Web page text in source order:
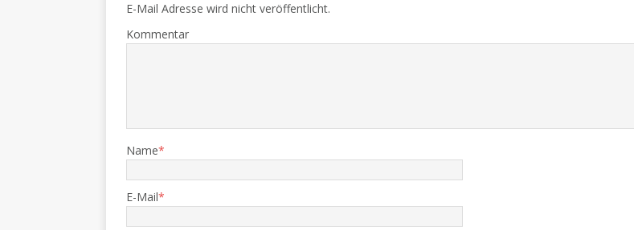
E-Mail Adresse wird nicht veröffentlicht.
Kommentar
Name*
E-Mail*